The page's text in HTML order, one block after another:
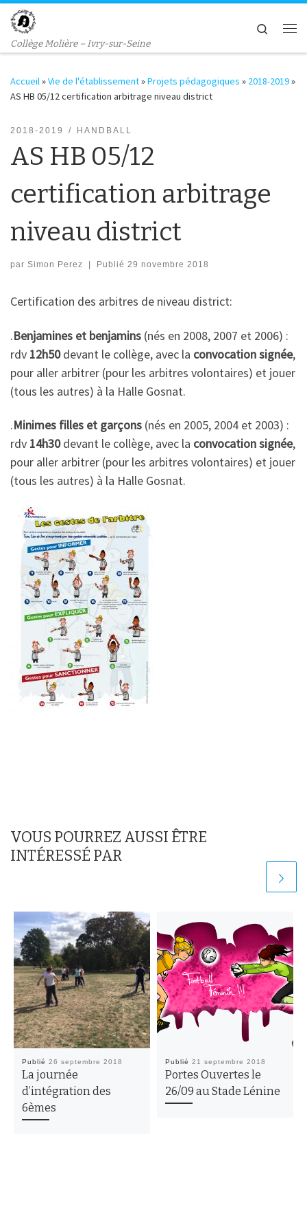
Passer au contenu
Collège Molière – Ivry-sur-Seine
Search
Accueil »Vie de l'établissement»Projets pédagogiques » 2018-2019»
AS HB 05/12 certification arbitrage niveau district
2018-2019 HANDBALL
AS HB 05/12
certification arbitrage
niveau district
par Simon Perez Publié 29 novembre 2018
Certification des arbitres de niveau district:
.Benjamines et benjamins (nés en 2008, 2007 et 2006) :
rdv 12h50devant le collège, avec la convocation signée,
pour aller arbitrer (pour les arbitres volontaires) et jouer
(tous les autres) à la Halle Gosnat.
.Minimes filles et garçons (nés en 2005, 2004 et 2003) :
rdv 14h30devant le collège, avec la convocation signée,
pour aller arbitrer (pour les arbitres volontaires) et jouer
(tous les autres) à la Halle Gosnat.
VOUS POURREZ AUSSI ÊTRE
INTÉRESSÉ PAR
Publié 26 septembre 2018
La journée
d’intégration des
6èmes
Publié 21 septembre 2018
Portes Ouvertes le
26/09 au Stade Lénine